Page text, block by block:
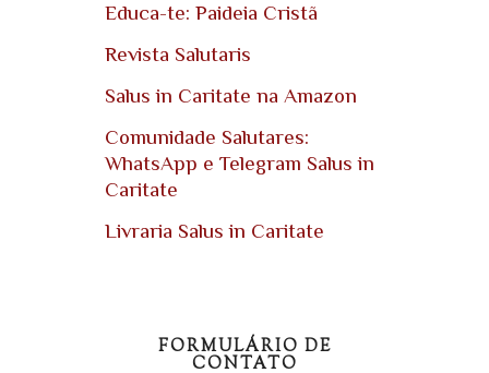
Educa-te: Paideia Cristã
Revista Salutaris
Salus in Caritate na Amazon
Comunidade Salutares:
WhatsApp e Telegram Salus in
Caritate
Livraria Salus in Caritate
FORMULÁRIO DE
CONTATO